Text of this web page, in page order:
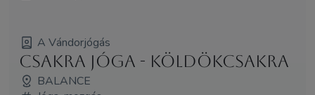
A Vándorjógás
Csakra jóga - Köldökcsakra
BALANCE